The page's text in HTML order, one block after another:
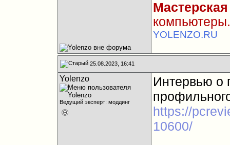
YOLENZO.RU
25.08.2023, 16:41
Yolenzo
Ведущий эксперт: моддинг
Интервью о
https://
10600/